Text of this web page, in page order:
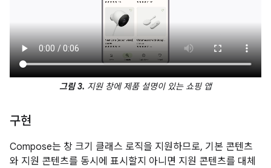
그림 3. 지원 창에 제품 설명이 있는 쇼핑 앱
구현
Compose는 창 크기 클래스 로직을 지원하므로, 기본 콘텐츠
와 지원 콘텐츠를 동시에 표시할지 아니면 지원 콘텐츠를 대체